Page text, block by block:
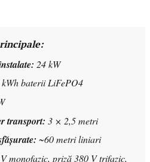
24 kW
baterii LiFePO4
transport: 3 × 2,5 metri
~60 metri liniari
monofazic, priză 380 V trifazic,